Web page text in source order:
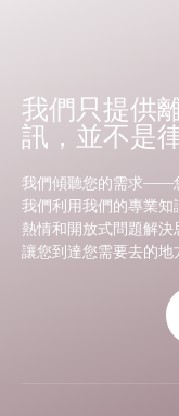
我們只提供
訊，並不是
我們傾聽您的需求——
我們利用我們的專業知
熱情和開放式問題解決
讓您到達您需要去的地